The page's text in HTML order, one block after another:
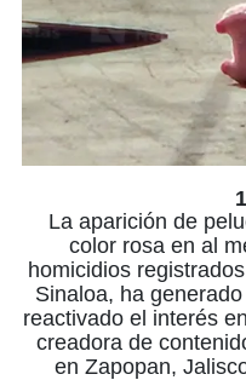
La aparición de
color rosa en al
homicidios
Sinaloa, ha
reactivado el interés
creadora de
en Zapopan,